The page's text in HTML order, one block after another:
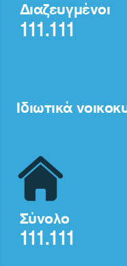
Διαζευγμένοι
111.111
Σύνολο
111.111
Ιδιωτικά